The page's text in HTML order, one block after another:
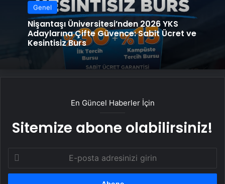
Genel
Nişantaşı Üniversitesi’nden 2026 YKS
Adaylarına Çifte Güvence: Sabit Ücret ve
Kesintisiz Burs
En Güncel Haberler İçin
Sitemize abone olabilirsiniz!
posta
adresinizi